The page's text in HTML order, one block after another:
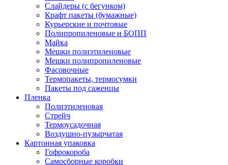
Слайдеры (с бегунком)
Крафт пакеты (бумажные)
Курьерские и почтовые
Полипропиленовые и БОПП
Майка
Мешки полиэтиленовые
Мешки полипропиленовые
Фасовочные
Термопакеты, термосумки
Пакеты под саженцы
Пленка
Полиэтиленовая
Стрейч
Термоусадочная
Воздушно-пузырчатая
Картонная упаковка
Гофрокороба
Самосборные коробки